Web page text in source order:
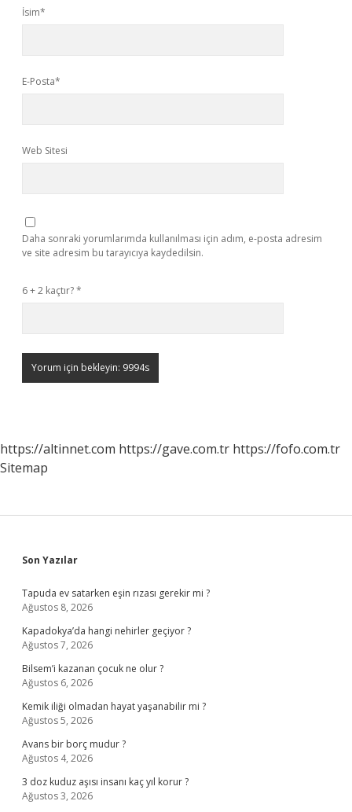
İsim*
E-Posta*
Web Sitesi
Daha sonraki yorumlarımda kullanılması için adım, e-posta adresim
ve site adresim bu tarayıcıya kaydedilsin.
6 + 2 kaçtır?*
https://altinnet.com https://gave.com.tr https://fofo.com.tr
Sitemap
Sidebar
Son Yazılar
Tapuda ev satarken eşin rızası gerekir mi ?
Ağustos 8, 2026
Kapadokya’da hangi nehirler geçiyor ?
Ağustos 7, 2026
Bilsem’i kazanan çocuk ne olur ?
Ağustos 6, 2026
Kemik iliği olmadan hayat yaşanabilir mi ?
Ağustos 5, 2026
Avans bir borç mudur ?
Ağustos 4, 2026
3 doz kuduz aşısı insanı kaç yıl korur ?
Ağustos 3, 2026